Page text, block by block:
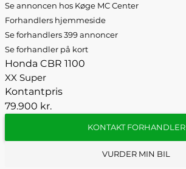
Se annoncen hos Køge MC Center
Forhandlers hjemmeside
Se forhandlers 399 annoncer
Se forhandler på kort
Honda CBR 1100
XX Super
Kontantpris
79.900 kr.
KONTAKT FORHANDLER
VURDER MIN BIL